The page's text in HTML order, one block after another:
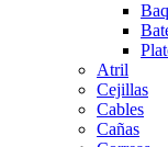
Atril
Cejillas
Cables
Cañas